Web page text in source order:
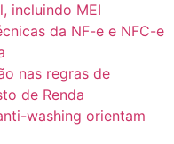
incluindo MEI
da NF-e e NFC-e
nas regras de
de Renda
washing orientam